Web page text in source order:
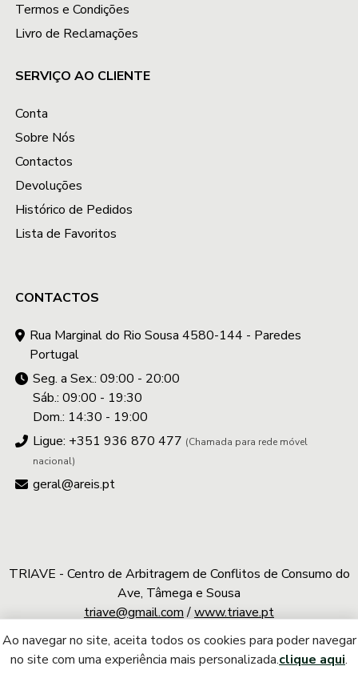
Termos e Condições
Livro de Reclamações
SERVIÇO AO CLIENTE
Conta
Sobre Nós
Contactos
Devoluções
Histórico de Pedidos
Lista de Favoritos
CONTACTOS
Rua Marginal do Rio Sousa 4580-144 - Paredes
Portugal
Seg. a Sex.: 09:00 - 20:00
Sáb.: 09:00 - 19:30
Dom.: 14:30 - 19:00
Ligue: +351 936 870 477 (Chamada para rede móvel
nacional)
geral@areis.pt
TRIAVE - Centro de Arbitragem de Conflitos de Consumo do
Ave, Tâmega e Sousa
triave@gmail.com/www.triave.pt
A.REIS © 2026 | Todos os direitos reservados
Ao navegar no site, aceita todos os cookies para poder navegar
no site com uma experiência mais personalizada.clique aqui.